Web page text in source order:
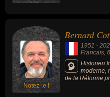
Notez-le !
Bernard
1951 -
Francais ,
Historien
moderne,
de la Réforme
émérite de
l'université de